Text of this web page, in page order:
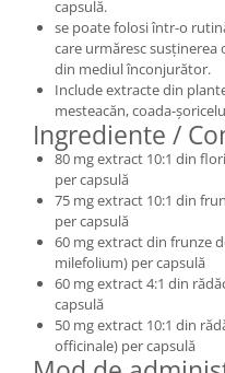
capsulă.
se poate folosi într-o
care urmăresc
din mediul înconjurător.
Include extracte din
mesteacăn, coada-
Ingrediente /
80 mg extract 10:1 din
per capsulă
75 mg extract 10:1 din
per capsulă
60 mg extract din frunze
milefolium) per capsulă
60 mg extract 4:1 din
capsulă
50 mg extract 10:1 din
officinale) per capsulă